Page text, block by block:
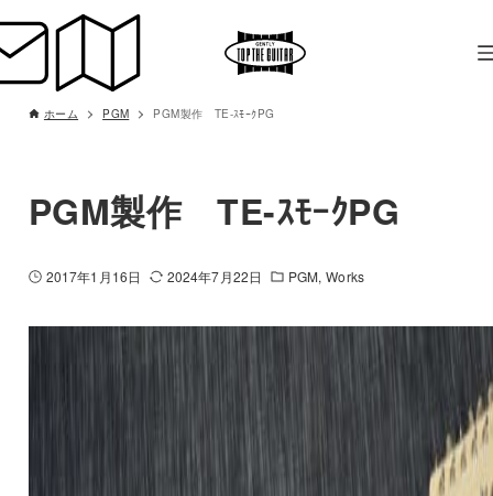
ホーム PGM PGM製作 TE-ｽﾓｰｸPG
PGM製作 TE-ｽﾓｰｸPG
2017年1月16日 2024年7月22日 PGM Works